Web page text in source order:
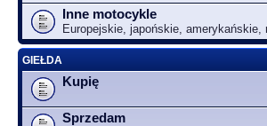
Inne motocykle
Europejskie, japońskie, amerykańskie,
GIEŁDA
Kupię
Sprzedam